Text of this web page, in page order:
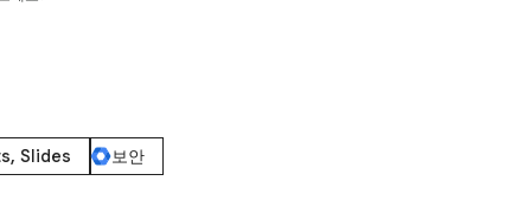
Slides 보안